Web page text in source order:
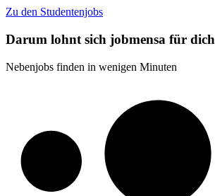
Zu den Studentenjobs
Darum lohnt sich jobmensa für dich
Nebenjobs finden in wenigen Minuten